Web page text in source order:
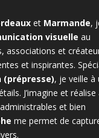
et Marmande,
visuelle au
associations et
et inspirantes.
(prépresse), je veille à
J’imagine et réalise
et bien
me permet de